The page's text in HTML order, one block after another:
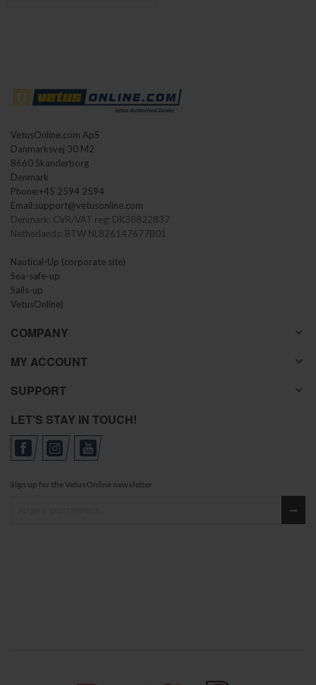
VetusOnline.com ApS
Danmarksvej 30 M2
8660 Skanderborg
Denmark
Phone:+45 2594 2594
Email:support@vetusonline.com
Denmark: CVR/VAT reg: DK38822837
Netherlands: BTW NL826147677B01
Nautical-Up (corporate site)
Sea-safe-up
Sails-up
VetusOnline)
COMPANY
MY ACCOUNT
SUPPORT
LET'S STAY IN TOUCH!
Sign up for the VetusOnline newsletter